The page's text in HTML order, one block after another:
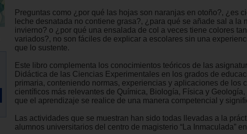
Preguntas como ¿por qué las hojas son naranjas en otoño?, ¿es
leche desnatada no contiene grasa?, ¿para qué se añade sal a la
invierno? o ¿por qué una ensalada de col a veces tiene colores tan
variados?, no son fáciles de explicar a escolares sin una
que lo sustente.
Este libro complementa los conocimientos teóricos de las
Didáctica de las Ciencias Experimentales en los grados de
primaria, conteniendo normas, experiencias y aplicaciones de los
científicos más relevantes de Química, Biología, Física y Geología,
que el aprendizaje se realice de una manera competencial y
Las actividades que se muestran han sido todas llevadas a la
alumnos universitarios del centro de magisterio “La Inmaculada”